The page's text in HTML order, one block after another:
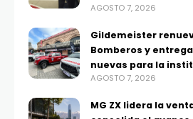
AGOSTO 7, 2026
Gildemeister
Bomberos y
nuevas para la
AGOSTO 7, 2026
MG ZX lidera la